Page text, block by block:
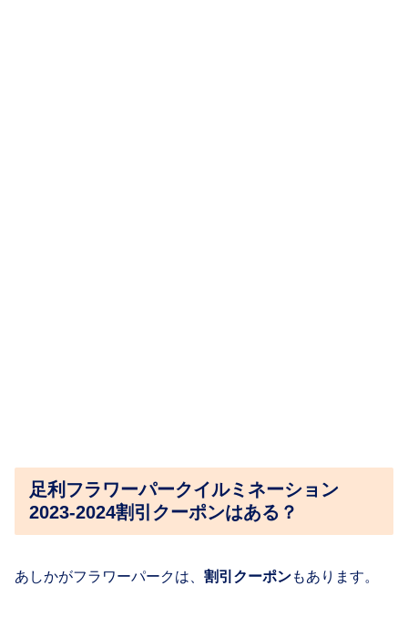
足利フラワーパークイルミネーション
2023-2024割引クーポンはある？
あしかがフラワーパークは、 割引クーポンもあります。